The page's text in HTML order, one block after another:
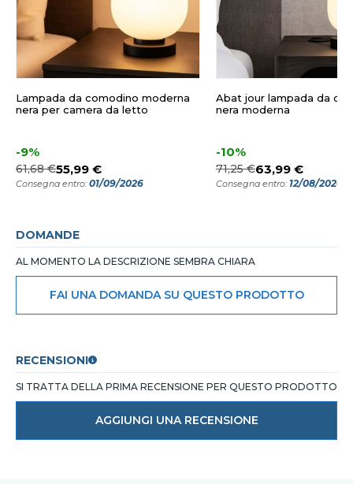
Lampada da comodino moderna
nera per camera da letto
-9%
61,68 €55,99 €
Consegna entro: 01/09/2026
Abat jour lampada da
nera moderna
-10%
71,25 €63,99 €
Consegna entro: 12/08/2026
DOMANDE
AL MOMENTO LA DESCRIZIONE SEMBRA CHIARA
FAI UNA DOMANDA SU QUESTO PRODOTTO
RECENSIONI
SI TRATTA DELLA PRIMA RECENSIONE PER QUESTO PRODOTTO
AGGIUNGI UNA RECENSIONE